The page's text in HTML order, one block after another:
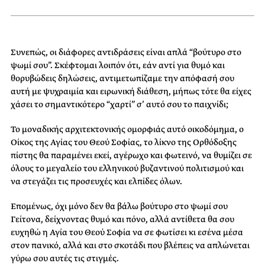
Συνεπώς, οι διάφορες αντιδράσεις είναι απλά “βούτυρο στο
ψωμί σου”. Σκέφτομαι λοιπόν ότι, εάν αντί για θυμό και
θορυβώδεις δηλώσεις, αντιμετωπίζαμε την απόφασή σου
αυτή με ψυχραιμία και ειρωνική διάθεση, μήπως τότε θα είχες
χάσει το σημαντικότερο “χαρτί” σ’ αυτό σου το παιχνίδι;
Το μοναδικής αρχιτεκτονικής ομορφιάς αυτό οικοδόμημα, ο
Οίκος της Αγίας του Θεού Σοφίας, το λίκνο της Ορθόδοξης
πίστης θα παραμένει εκεί, αγέρωχο και φωτεινό, να θυμίζει σε
όλους το μεγαλείο του ελληνικού βυζαντινού πολιτισμού και
να στεγάζει τις προσευχές και ελπίδες όλων.
Επομένως, όχι μόνο δεν θα βάλω βούτυρο στο ψωμί σου
Γείτονα, δείχνοντας θυμό και πόνο, αλλά αντίθετα θα σου
ευχηθώ η Αγία του Θεού Σοφία να σε φωτίσει κι εσένα μέσα
στον πανικό, αλλά και στο σκοτάδι που βλέπεις να απλώνεται
γύρω σου αυτές τις στιγμές.